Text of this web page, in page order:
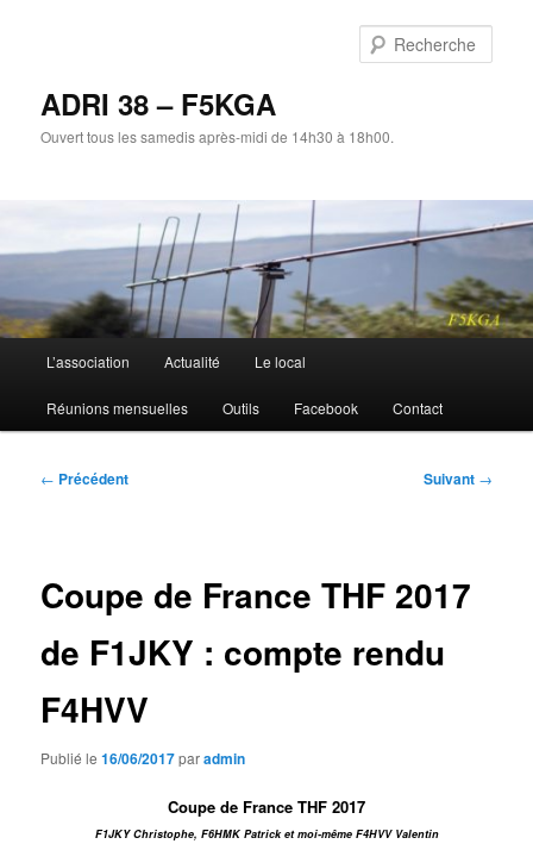
ADRI 38 – F5KGA
Ouvert tous les samedis après-midi de 14h30 à 18h00.
L’association Actualité Le local
Réunions mensuelles Outils Facebook Contact
Navigation
← Précédent Suivant →
Coupe de France THF 2017
de F1JKY : compte rendu
F4HVV
Publié le16/06/2017paradmin
Coupe de France THF 2017
F1JKY Christophe, F6HMK Patrick et moi-même F4HVV Valentin